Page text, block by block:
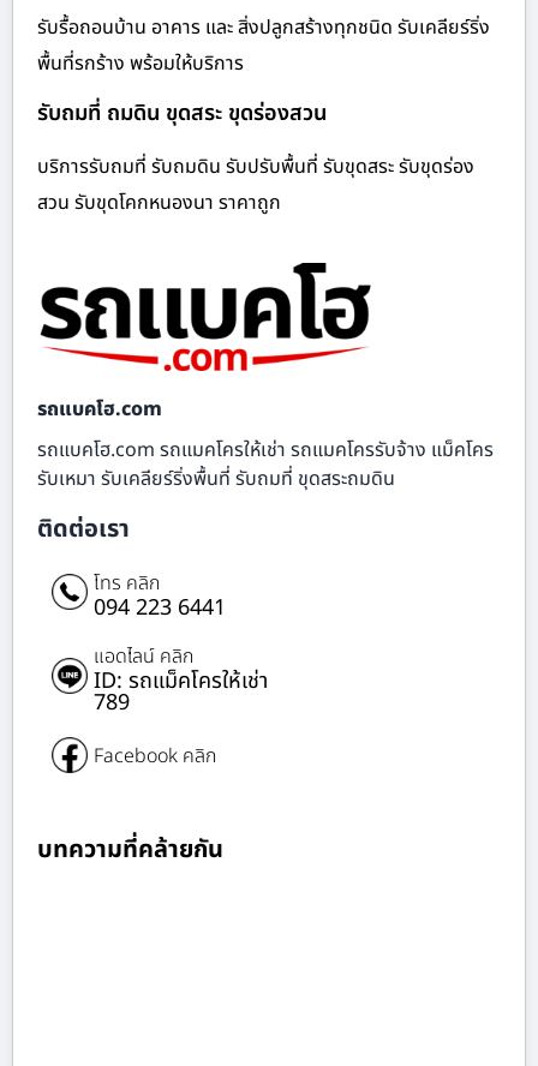
รับรื้อถอนบ้าน อาคาร และ สิ่งปลูกสร้างทุกชนิด รับเคลียร์ริ่ง
พื้นที่รกร้าง พร้อมให้บริการ
รับถมที่ ถมดิน ขุดสระ ขุดร่องสวน
บริการรับถมที่ รับถมดิน รับปรับพื้นที่ รับขุดสระ รับขุดร่อง
สวน รับขุดโคกหนองนา ราคาถูก
รถแบคโฮ.com
รถแบคโฮ.com รถแมคโครให้เช่า รถแมคโครรับจ้าง แม็คโคร
รับเหมา รับเคลียร์ริ่งพื้นที่ รับถมที่ ขุดสระถมดิน
ติดต่อเรา
โทร คลิก
094 223 6441
แอดไลน์ คลิก
ID: รถแม็คโครให้เช่า
789
Facebook คลิก
บทความที่คล้ายกัน